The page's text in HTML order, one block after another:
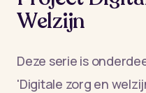
Welzijn
Deze serie is
'Digitale zorg en